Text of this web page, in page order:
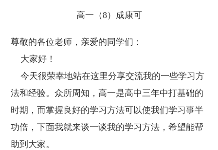
高一（8）成康可
尊敬的各位老师，亲爱的同学们：
大家好！
今天很荣幸地站在这里分享交流我的一些学习方
法和经验。众所周知，高一是高中三年中打基础的
时期，而掌握良好的学习方法可以使我们学习事半
功倍，下面我就来谈一谈我的学习方法，希望能帮
助到大家。